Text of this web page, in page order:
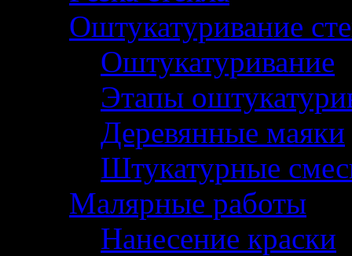
Оштукатуривание
Оштукатуривание
Этапы
Деревянные маяки
Штукатурные
Малярные работы
Нанесение краски